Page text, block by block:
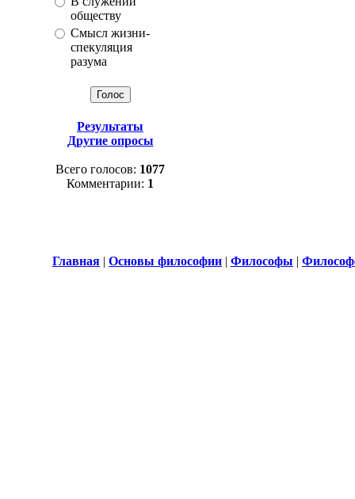
обществу
Смысл жизни-
спекуляция
разума
Результаты
Другие опросы
Всего голосов: 1077
Комментарии: 1
Главная | Основы философии | Философы |